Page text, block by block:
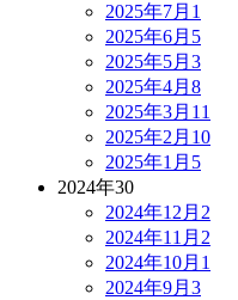
2025年7月 1
2025年6月 5
2025年5月 3
2025年4月 8
2025年3月 11
2025年2月 10
2025年1月 5
2024年30
2024年12月 2
2024年11月 2
2024年10月 1
2024年9月 3